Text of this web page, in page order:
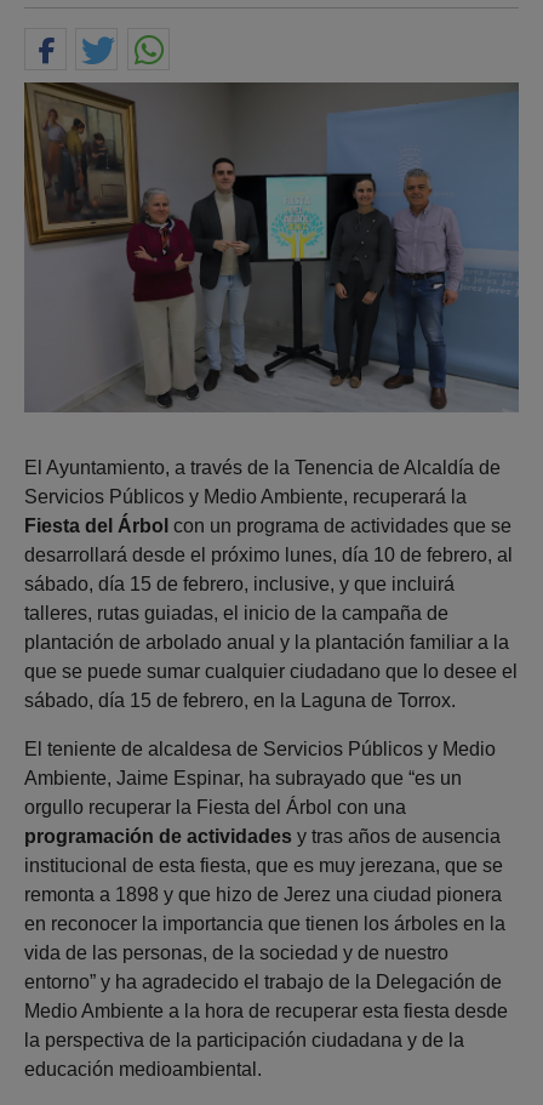
El Ayuntamiento, a través de la Tenencia de Alcaldía de
Servicios Públicos y Medio Ambiente, recuperará la
Fiesta del Árbol con un programa de actividades que se
desarrollará desde el próximo lunes, día 10 de febrero, al
sábado, día 15 de febrero, inclusive, y que incluirá
talleres, rutas guiadas, el inicio de la campaña de
plantación de arbolado anual y la plantación familiar a la
que se puede sumar cualquier ciudadano que lo desee el
sábado, día 15 de febrero, en la Laguna de Torrox.
El teniente de alcaldesa de Servicios Públicos y Medio
Ambiente, Jaime Espinar, ha subrayado que “es un
orgullo recuperar la Fiesta del Árbol con una
programación de actividades y tras años de ausencia
institucional de esta fiesta, que es muy jerezana, que se
remonta a 1898 y que hizo de Jerez una ciudad pionera
en reconocer la importancia que tienen los árboles en la
vida de las personas, de la sociedad y de nuestro
entorno” y ha agradecido el trabajo de la Delegación de
Medio Ambiente a la hora de recuperar esta fiesta desde
la perspectiva de la participación ciudadana y de la
educación medioambiental.